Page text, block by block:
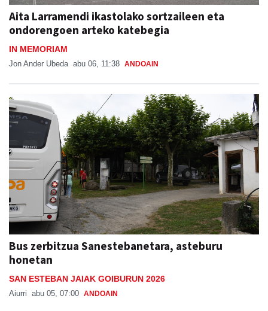
Aita Larramendi ikastolako sortzaileen eta
ondorengoen arteko katebegia
IN MEMORIAM
Jon Ander Ubeda abu 06, 11:38 ANDOAIN
Bus zerbitzua Sanestebanetara, asteburu
honetan
SAN ESTEBAN JAIAK GOIBURUN 2026
Aiurri abu 05, 07:00 ANDOAIN